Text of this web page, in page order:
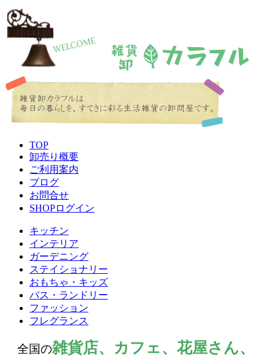
TOP
卸売り概要
ご利用案内
ブログ
お問合せ
SHOPログイン
キッチン
インテリア
ガーデニング
ステイショナリー
おもちゃ・キッズ
バス・ランドリー
ファッション
フレグランス
全国の雑貨店、カフェ、花屋さん、